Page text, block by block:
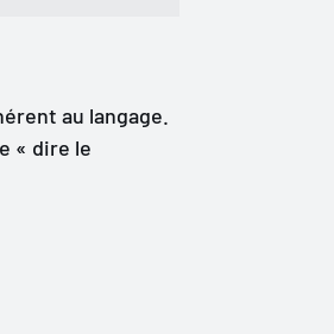
au langage.
« dire le